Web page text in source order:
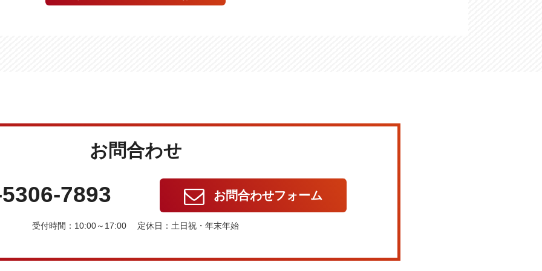
お問合わせ
7893 お問合わせフォーム
受付時間：10:00～17:00 定休日：土日祝・年末年始